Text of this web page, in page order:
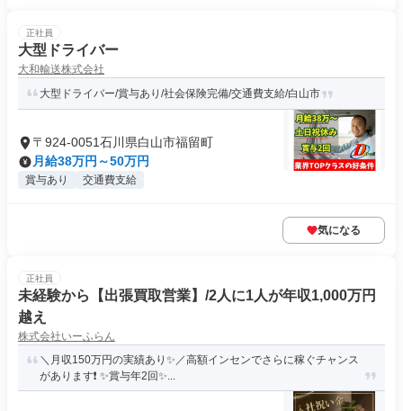
正社員
大型ドライバー
大和輸送株式会社
大型ドライバー/賞与あり/社会保険完備/交通費支給/白山市
〒924-0051石川県白山市福留町
月給38万円～50万円
賞与あり 交通費支給
気になる
正社員
未経験から【出張買取営業】/2人に1人が年収1,000万円
越え
株式会社いーふらん
＼月収150万円の実績あり✨／高額インセンでさらに稼ぐチャンス
があります❗ ✨賞与年2回✨...